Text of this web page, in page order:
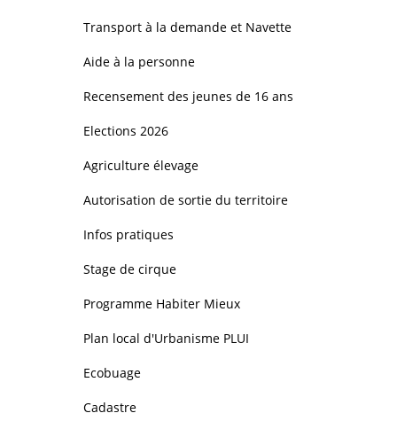
Transport à la demande et Navette
Aide à la personne
Recensement des jeunes de 16 ans
Elections 2026
Agriculture élevage
Autorisation de sortie du territoire
Infos pratiques
Stage de cirque
Programme Habiter Mieux
Plan local d'Urbanisme PLUI
Ecobuage
Cadastre